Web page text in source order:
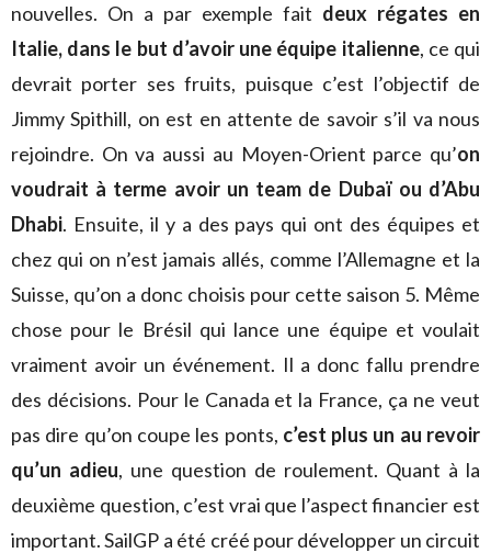
nouvelles. On a par exemple fait deux régates en
Italie, dans le but d’avoir une équipe italienne, ce qui
devrait porter ses fruits, puisque c’est l’objectif de
Jimmy Spithill, on est en attente de savoir s’il va nous
rejoindre. On va aussi au Moyen-Orient parce qu’on
voudrait à terme avoir un team de Dubaï ou d’Abu
Dhabi. Ensuite, il y a des pays qui ont des équipes et
chez qui on n’est jamais allés, comme l’Allemagne et la
Suisse, qu’on a donc choisis pour cette saison 5. Même
chose pour le Brésil qui lance une équipe et voulait
vraiment avoir un événement. Il a donc fallu prendre
des décisions. Pour le Canada et la France, ça ne veut
pas dire qu’on coupe les ponts, c’est plus un au revoir
qu’un adieu, une question de roulement. Quant à la
deuxième question, c’est vrai que l’aspect financier est
important. SailGP a été créé pour développer un circuit